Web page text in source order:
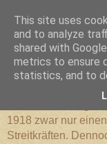
1918 zwar nur
Streitkräften.
This site uses
and to analyze
shared with
metrics to ensure
statistics, and to